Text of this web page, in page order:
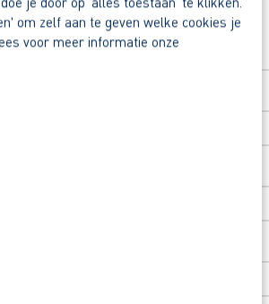
om zelf aan te geven welke cookies je
voor meer informatie onze
door flexkrachten met een 9+.
van €1.000,00 voor een
vragen? App, bel of mail dan